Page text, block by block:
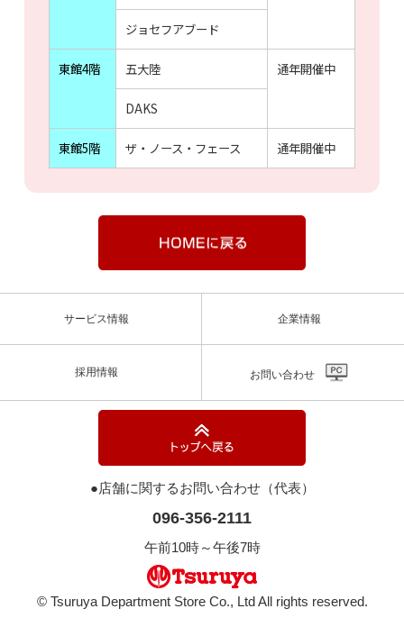
ジョセフアブード
東館4階 五大陸 通年開催中
DAKS
東館5階 ザ・ノース・フェース 通年開催中
サービス情報 企業情報
採用情報 お問い合わせ
●店舗に関するお問い合わせ（代表）
096-356-2111
午前10時～午後7時
© Tsuruya Department Store Co., Ltd All rights reserved.